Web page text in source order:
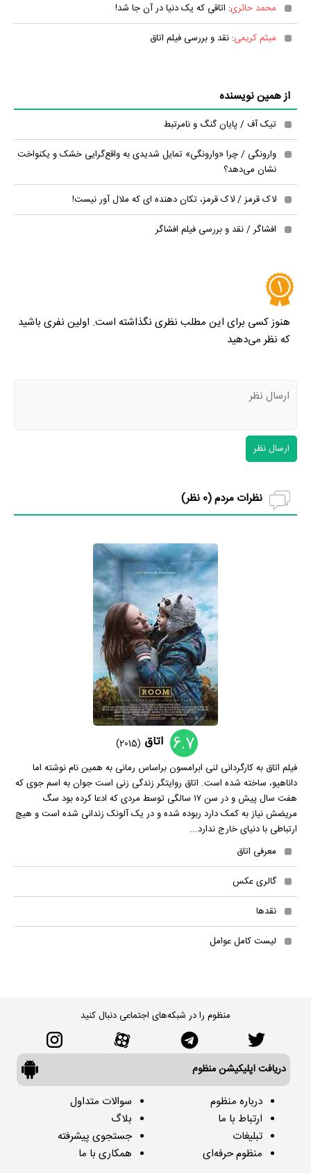
محمد حائری: اتاقی که یک دنیا در آن جا شد!
میثم کریمی: نقد و بررسی فیلم اتاق
از همین نویسنده
تیک آف / پایان گنگ و نامرتبط
وارونگی / چرا «وارونگی» تمایل شدیدی به واقع‌گرایی خشک و یکنواخت
نشان می‌دهد؟
لاک‌ قرمز / لاک قرمز، تکان دهنده ای که ملال آور نیست!
افشاگر / نقد و بررسی فیلم افشاگر
هنوز کسی برای این مطلب نظری نگذاشته است. اولین نفری باشید
که نظر می‌دهید
ارسال نظر
نظرات مردم (0 نظر)
6.7 اتاق (2015)
فیلم اتاق به کارگردانی لنی ابرامسون براساس رمانی به همین نام نوشته اما
داناهیو، ساخته شده است. اتاق روایتگر زندگی زنی است جوان به اسم جوی که
هفت سال پیش و در سن ۱۷ سالگی توسط مردی که ادعا کرده بود سگ
مریضش نیاز به کمک دارد ربوده شده و در یک آلونک زندانی شده است و هیچ
ارتباطی با دنیای خارج ندارد...
معرفی اتاق
گالری عکس
نقدها
لیست کامل عوامل
منظوم را در شبکه‌های اجتماعی دنبال کنید
دریافت اپلیکیشن منظوم
درباره منظوم
ارتباط با ما
تبلیغات
منظوم حرفه‌ای
سوالات متداول
بلاگ
جستجوی پیشرفته
همکاری با ما